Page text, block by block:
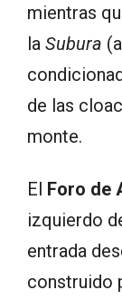
mientras
la Subura
de las
monte.
El Foro de
izquierdo
entrada
construido